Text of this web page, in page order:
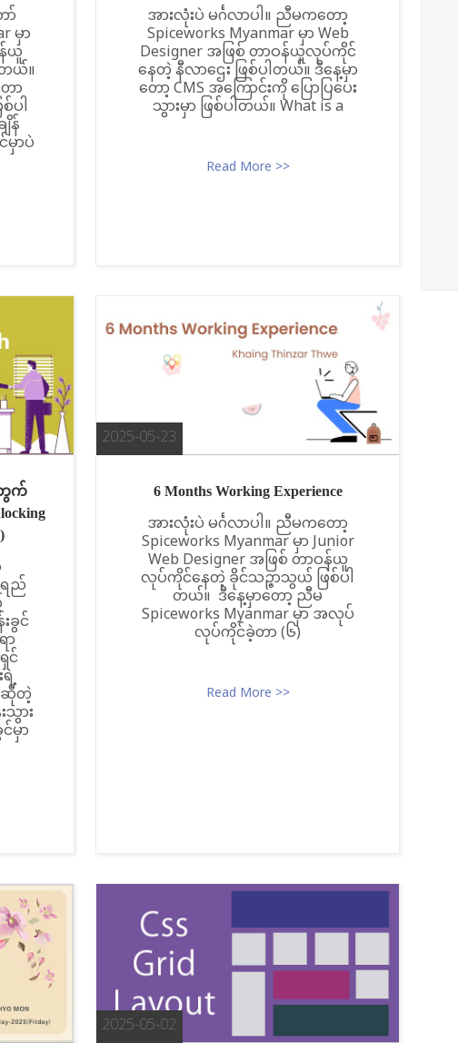
ာ်
မှာ
ယူ
ယ်။
ာ
ပါ
န်
မှာပဲ
အားလုံးပဲ မင်္ဂလာပါ။ ညီမကတော့
Spiceworks Myanmar မှာ Web
Designer အဖြစ် တာဝန်ယူလုပ်ကိုင်
နေတဲ့ နီလာဌေး ဖြစ်ပါတယ်။ ဒီနေ့မှာ
တော့ CMS အကြောင်းကို ပြောပြပေး
သွားမှာ ဖြစ်ပါတယ်။ What is a
Read More >>
က်
ရည်
ခွင်
ဆိုတဲ့
ား
မှာ
2025-05-23
6 Months Working Experience
အားလုံးပဲ မင်္ဂလာပါ။ ညီမကတော့
Spiceworks Myanmar မှာ Junior
Web Designer အဖြစ် တာဝန်ယူ
လုပ်ကိုင်နေတဲ့ ခိုင်သဉ္ဇာသွယ် ဖြစ်ပါ
တယ်။ ဒီနေ့မှာတော့ ညီမ
Spiceworks Myanmar မှာ အလုပ်
လုပ်ကိုင်ခဲ့တာ (၆)
Read More >>
2025-05-02